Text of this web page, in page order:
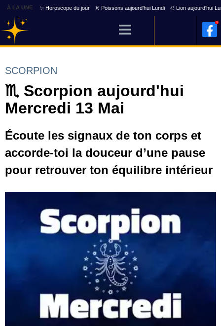
À LA UNE ✨ Horoscope du jour ♓ Poissons aujourd'hui Lundi ♌ Lion aujourd'hui
SCORPION
♏ Scorpion aujourd'hui
Mercredi 13 Mai
Écoute les signaux de ton corps et
accorde-toi la douceur d’une pause
pour retrouver ton équilibre intérieur